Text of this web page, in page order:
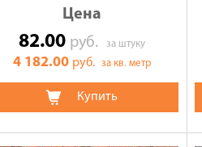
Цена
82.00 руб. за штуку
4 182.00 руб. за кв. метр
Купить